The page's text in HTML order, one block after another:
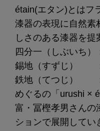
étain(エタン)とはフ
漆器の表現に自然素
しさのある漆器を提
四分一（しぶいち）
錫地（すずじ）
鉄地（てつじ）
めぐるの「urushi ×
富・冨樫孝男さんの
ションで展開してい